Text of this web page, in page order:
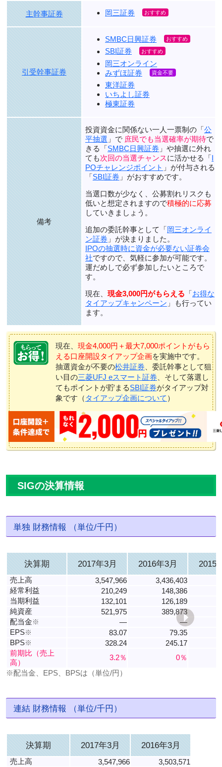
主幹事証券 岡三証券
引受幹事証券
SMBC日興証券
SBI証券
岡三オンライン
みずほ証券
東洋証券
いちよし証券
極東証券
備考
投資資金に関係ない一人一票制の「公
平抽選 」で 庶民でも当選確率が期待で
きる「SMBC日興証券 」や抽選に外れ
ても次回の当選チャンスに活かせる「I
POチャレンジポイント 」が付与される
「SBI証券 」がおすすめです。
当選口数が少なく、公募割れリスクも
低いと想定されますので積極的に応募
していきましょう。
追加の委託幹事として「岡三オンライ
ン証券 」が決まりました。
IPOの抽選時に資金が必要ない証券会
社ですので、気軽に参加が可能です。
運だめしで必ず参加したいところで
す。
現在、 現金3,000円がもらえる 「お得な
タイアップキャンペーン 」も行ってい
ます。
現在、 現金4,000円＋最大7,000ポイントがもら
える口座開設タイアップ企画を実施中です。
抽選資金が不要の松井証券 、委託幹事として狙
い目の三菱UFJ eスマート証券 、そして落選し
てもポイントが貯まるSBI証券がタイアップ対
象です（ タイアップ企画について ）
SIGの決算情報
単独 財務情報 （単位/千円）
決算期 2017年3月 2016年3月 2015
売上高 3,547,966 3,436,403
経常利益
210,249
148,386
当期利益
132,101
126,189
純資産
521,975
389,873
配当金※ ―
―
EPS※ 83.07 79.35
BPS※ 328.24 245.17
前期比（売上
高）
3.2％
0％
※配当金、EPS、BPSは（単位/円）
連結 財務情報 （単位/千円）
決算期 2017年3月 2016年3月
売上高 3,547,966
3,503,571